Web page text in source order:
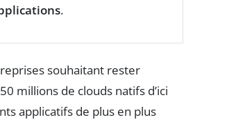
.
souhaitant rester
millions de clouds natifs d’ici
applicatifs de plus en plus